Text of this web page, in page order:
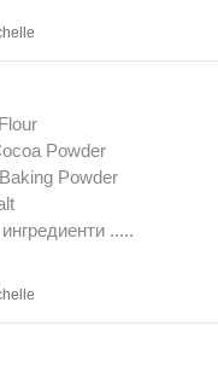
Powder
Powder
.....